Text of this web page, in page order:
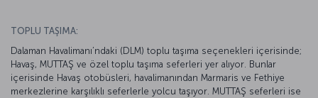
TOPLU TAŞIMA:
Dalaman Havalimanı’ndaki (DLM) toplu taşıma seçenekleri içerisinde;
Havaş, MUTTAŞ ve özel toplu taşıma seferleri yer alıyor. Bunlar
içerisinde Havaş otobüsleri, havalimanından Marmaris ve Fethiye
merkezlerine karşılıklı seferlerle yolcu taşıyor. MUTTAŞ seferleri ise